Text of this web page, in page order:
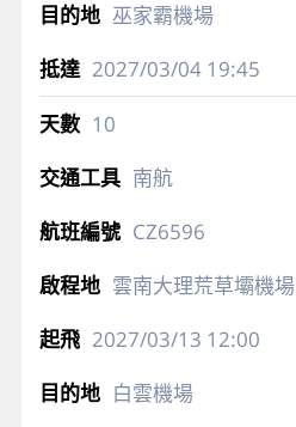
巫家霸機場
2027/03/0419:45
10
南航
CZ6596
雲南大理荒草壩機場
2027/03/13 12:00
白雲機場